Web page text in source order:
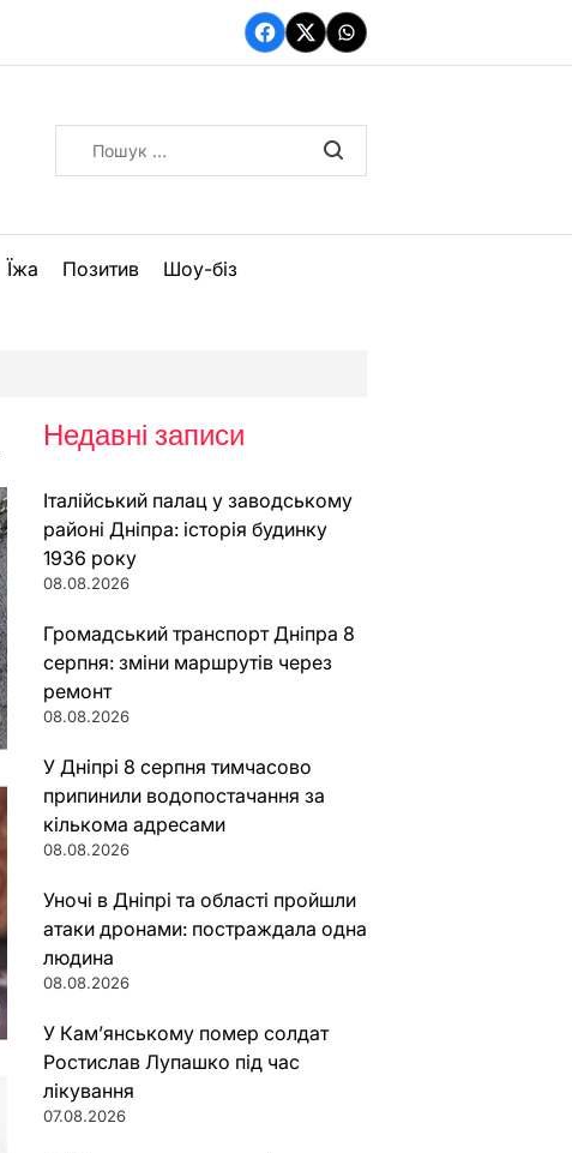
Facebook
TwitterWhatsApp
Їжа Позитив Шоу-біз
Недавні записи
Італійський палац у заводському
районі Дніпра: історія будинку
1936 року
08.08.2026
Громадський транспорт Дніпра 8
серпня: зміни маршрутів через
ремонт
08.08.2026
У Дніпрі 8 серпня тимчасово
припинили водопостачання за
кількома адресами
08.08.2026
Уночі в Дніпрі та області пройшли
атаки дронами: постраждала одна
людина
08.08.2026
У Кам’янському помер солдат
Ростислав Лупашко під час
лікування
07.08.2026